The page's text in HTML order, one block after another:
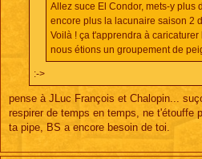
Allez suce El Condor, mets-y plus
encore plus la lacunaire saison 2
Voilà ! ça t'apprendra à
nous étions un groupement de
:->
pense à JLuc François et Chalopin...
respirer de temps en temps, ne t'étouffe
ta pipe, BS a encore besoin de toi.